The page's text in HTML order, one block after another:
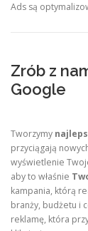
Ads są
Zrób z
Google
Tworzymy
przyciągają
wyświetlenie
aby to właśnie
kampania, którą
branży, budżetu i
reklamę, która